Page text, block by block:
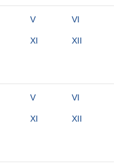
V VI
XI XII
V VI
XI XII